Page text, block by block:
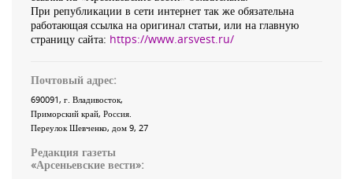
При републикации в сети интернет так же обязательна
работающая ссылка на оригинал статьи, или на главную
страницу сайта: https://www.arsvest.ru/
Почтовый адрес:
690091, г. Владивосток,
Приморский край, Россия
Переулок Шевченко, дом 9, 27
Редакция газеты
«Арсеньевские вести»: